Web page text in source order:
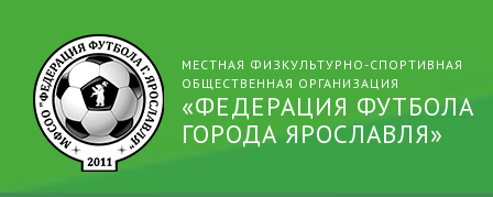
МЕСТНАЯ ФИЗКУЛЬТУРНО-СПОРТИВНАЯ
ОБЩЕСТВЕННАЯ ОРГАНИЗАЦИЯ
«ФЕДЕРАЦИЯ ФУТБОЛА
ГОРОДА ЯРОСЛАВЛЯ»